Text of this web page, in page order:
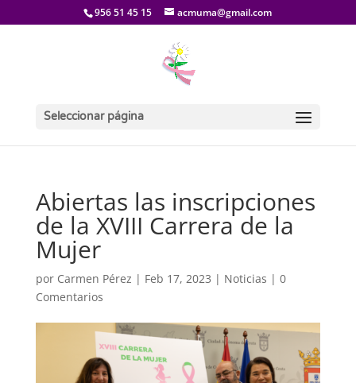
956 51 45 15 acmuma@gmail.com
Seleccionar página
Abiertas las inscripciones
de la XVIII Carrera de la
Mujer
por Carmen Pérez | Feb 17, 2023 | Noticias | 0
Comentarios